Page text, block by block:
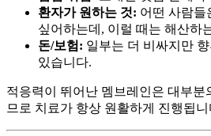
환자가 원하는 것: 어떤 사람들
싶어하는데, 이럴 때는 해산하
돈/보험: 일부는 더 비싸지만
있습니다.
적응력이 뛰어난 멤브레인은 대부
므로 치료가 항상 원활하게 진행됩니